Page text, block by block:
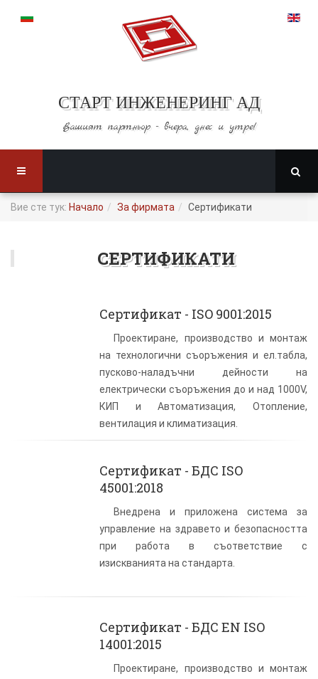
СТАРТ ИНЖЕНЕРИНГ АД
Вашият партньор - вчера, днес и утре!
Вие сте тук: Начало За фирмата Сертификати
СЕРТИФИКАТИ
Сертификат - ISO 9001:2015
Проектиране, производство и монтаж
на технологични съоръжения и ел.табла,
пусково-наладъчни дейности на
електрически съоръжения до и над 1000V,
КИП и Автоматизация, Отопление,
вентилация и климатизация.
Сертификат - БДС ISO
45001:2018
Внедрена и приложена система за
управление на здравето и безопасността
при работа в съответствие с
изискванията на стандарта.
Сертификат - БДС EN ISO
14001:2015
Проектиране, производство и монтаж